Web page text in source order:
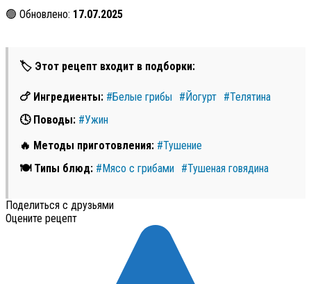
🟢 Обновлено: 17.07.2025
🏷 Этот рецепт входит в подборки:
🍗 Ингредиенты: #Белые грибы #Йогурт #Телятина
🕓 Поводы: #Ужин
🔥 Методы приготовления: #Тушение
🍽 Типы блюд: #Мясо с грибами #Тушеная говядина
Поделиться с друзьями
Оцените рецепт